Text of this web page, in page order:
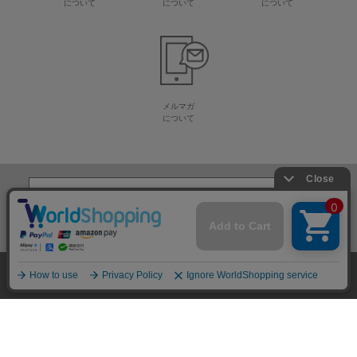
について
について
について
メルマガ
について
生地・毛糸・手芸材料の専門店
株式会社オカダヤ 会社概要 採用情報